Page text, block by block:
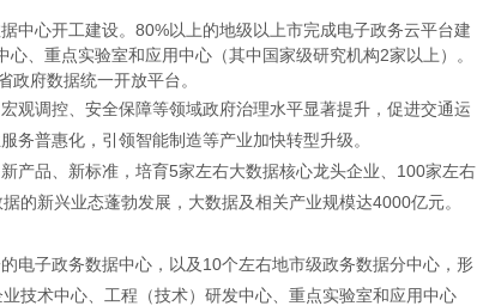
心开工建设。80%以上的地级以上市完成电子政务云平台建
、重点实验室和应用中心（其中国家级研究机构2家以上）。
政府数据统一开放平台。
调控、安全保障等领域政府治理水平显著提升，促进交通运
务普惠化，引领智能制造等产业加快转型升级。
品、新标准，培育5家左右大数据核心龙头企业、100家左右
的新兴业态蓬勃发展，大数据及相关产业规模达4000亿元。
子政务数据中心，以及10个左右地市级政务数据分中心，形
技术中心、工程（技术）研发中心、重点实验室和应用中心